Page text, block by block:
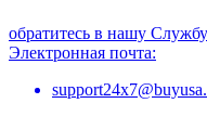
обратитесь в нашу
Электронная почта: